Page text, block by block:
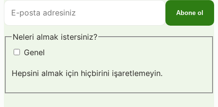
E-
posta
adresiniz
Abone ol
Neleri almak istersiniz?
Genel
Hepsini almak için hiçbirini işaretlemeyin.